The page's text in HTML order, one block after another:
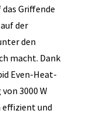
Griffende
der
den
macht. Dank
Even-Heat-
3000 W
effizient und